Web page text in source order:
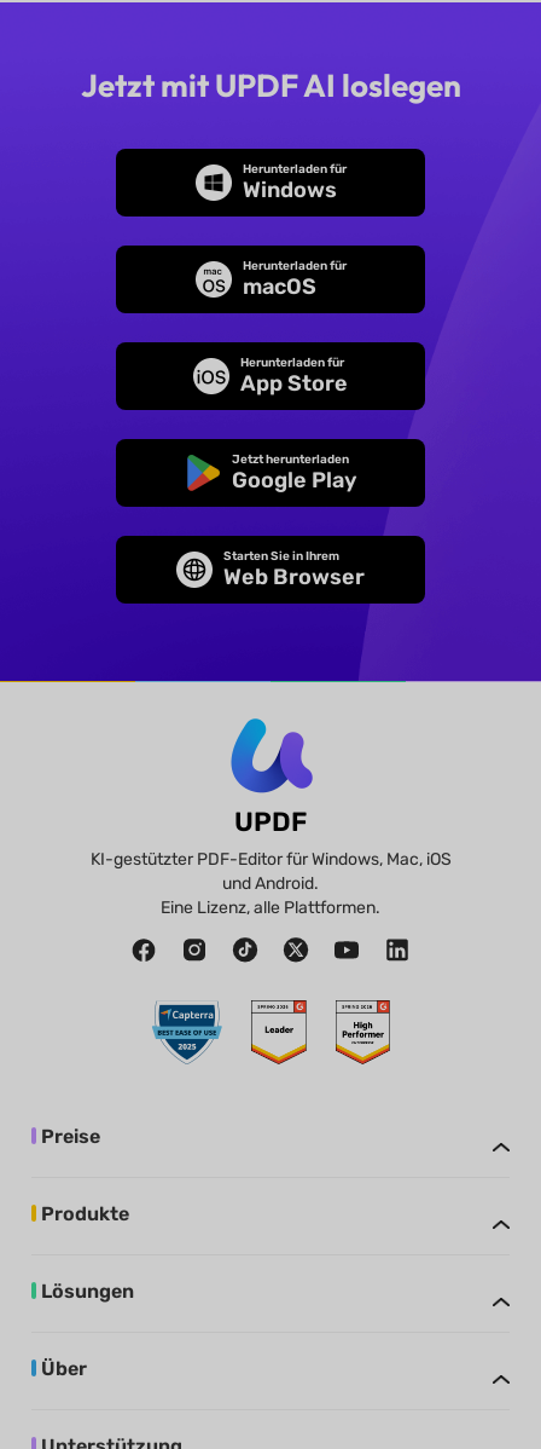
Jetzt mit UPDF AI loslegen
Herunterladen für
Windows
Herunterladen für
macOS
Herunterladen für
App Store
Jetzt herunterladen
Google Play
Starten Sie in Ihrem
Web Browser
UPDF
KI-gestützter PDF-Editor für Windows, Mac, iOS
und Android.
Eine Lizenz, alle Plattformen.
Preise
Produkte
Lösungen
Über